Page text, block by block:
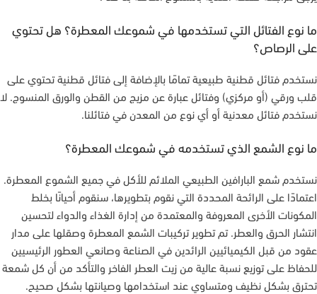
ما نوع الفتائل التي تستخدمها في شموعك المعطرة؟ هل تحتوي
على الرصاص؟
نستخدم فتائل قطنية طبيعية تمامًا بالإضافة إلى فتائل قطنية تحتوي على
قلب ورقي (أو مركزي) وفتائل عبارة عن مزيج من القطن والورق المنسوج. لا
نستخدم فتائل معدنية أو أي نوع من المعدن في فتائلنا.
ما نوع الشمع الذي تستخدمه في شموعك المعطرة؟
نستخدم شمع البارافين الطبيعي الملائم للأكل في جميع الشموع المعطرة.
اعتمادًا على الرائحة المحددة التي نقوم بتطويرها، سنقوم أحيانًا بخلط
المكونات الأخرى المعروفة والمعتمدة من إدارة الغذاء والدواء لتحسين
انتشار الحرق والعطر. تم تطوير تركيبات الشمع المعطرة وصقلها على مدار
عقود من قبل الكيميائيين الرائدين في الصناعة وصانعي العطور الرئيسيين
للحفاظ على توزيع نسبة عالية من زيت العطر الفاخر والتأكد من أن كل شمعة
تحترق بشكل نظيف ومتساوي عند استخدامها وصيانتها بشكل صحيح.